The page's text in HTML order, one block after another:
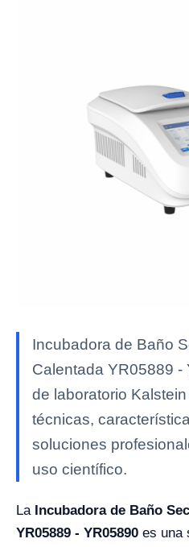
Incubadora de Baño
Calentada YR05889
de laboratorio
técnicas,
soluciones
uso científico.
La Incubadora de Baño
YR05889 - YR05890 es una